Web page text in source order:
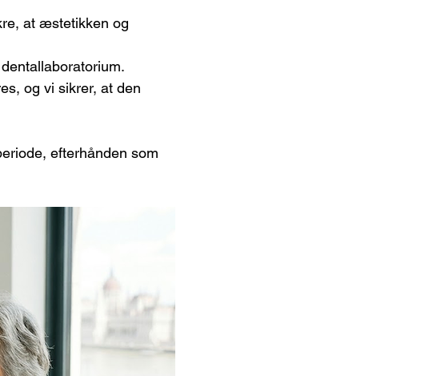
at æstetikken og
og vi sikrer, at den
efterhånden som